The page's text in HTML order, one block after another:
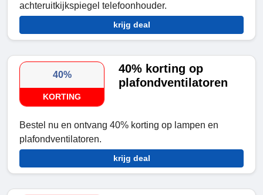
achteruitkijkspiegel telefoonhouder.
krijg deal
40%
KORTING
40% korting op
plafondventilatoren
Bestel nu en ontvang 40% korting op lampen en
plafondventilatoren.
krijg deal